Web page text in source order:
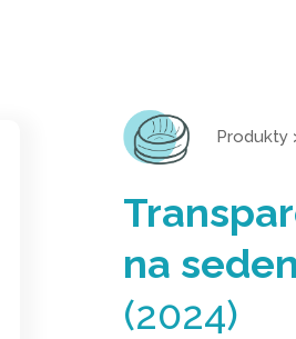
Produkty
na
(2024)